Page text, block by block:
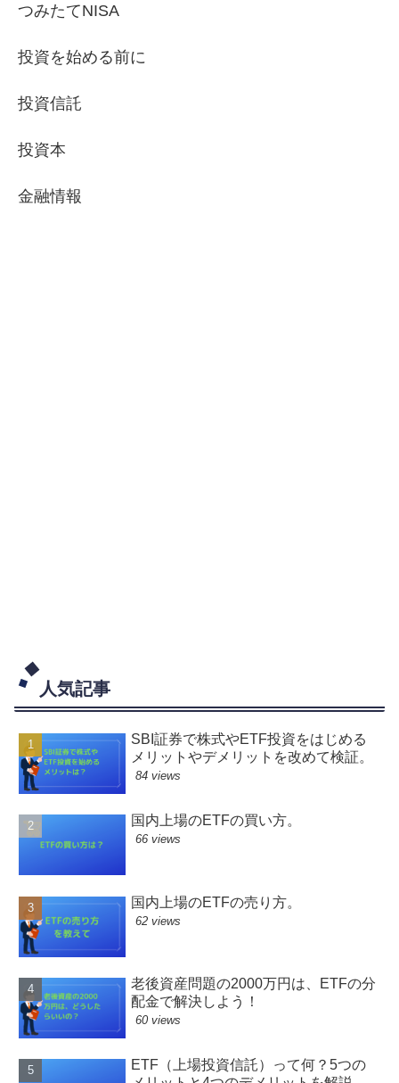
つみたてNISA
投資を始める前に
投資信託
投資本
金融情報
人気記事
SBI証券で株式やETF投資をはじめる
メリットやデメリットを改めて検証。
84 views
国内上場のETFの買い方。
66 views
国内上場のETFの売り方。
62 views
老後資産問題の2000万円は、ETFの分
配金で解決しよう！
60 views
ETF（上場投資信託）って何？5つの